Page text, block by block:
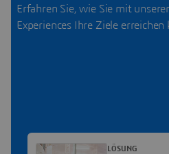
Erfahren Sie, wie Sie mit
Experiences Ihre Ziele erreichen
LÖSUNG